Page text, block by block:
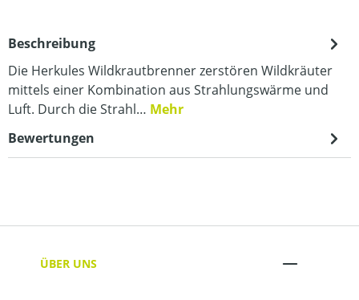
Beschreibung
Die Herkules Wildkrautbrenner zerstören Wildkräuter
mittels einer Kombination aus Strahlungswärme und
Luft. Durch die Strahl… Mehr
Bewertungen
ÜBER UNS